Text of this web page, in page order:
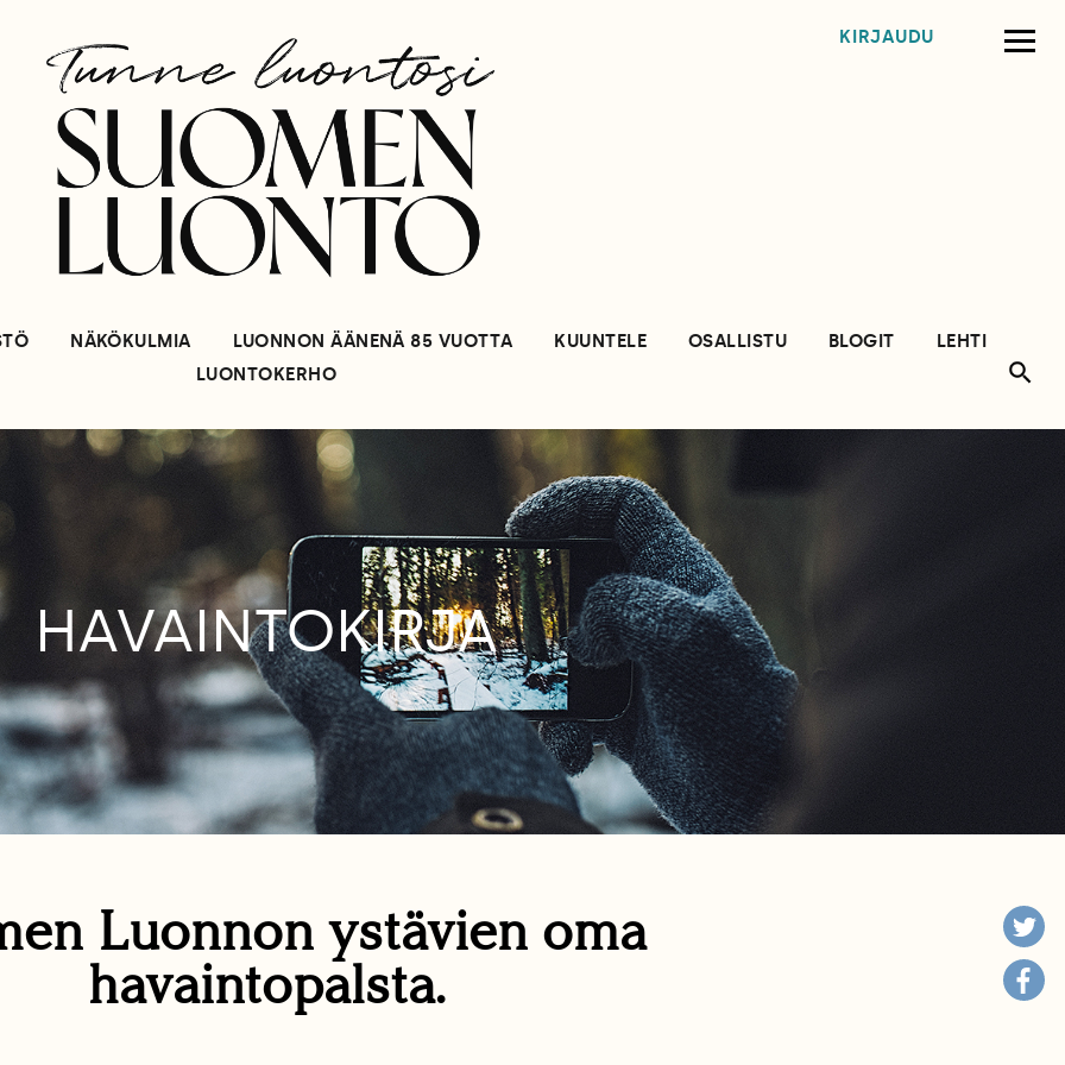
KIRJAUDU
NÄKÖKULMIA LUONNON ÄÄNENÄ 85 VUOTTA KUUNTELE OSALLISTU BLOGIT
LEHTI
LUONTOKERHO
HAVAINTOKIRJA
Luonnon ystävien oma
havaintopalsta.